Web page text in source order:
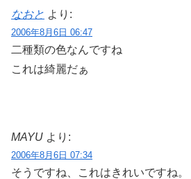
なおと より:
2006年8月6日 06:47
二種類の色なんですね
これは綺麗だぁ
MAYU より:
2006年8月6日 07:34
そうですね、これはきれいですね。